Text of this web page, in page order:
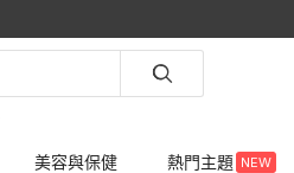
美容與保健 熱門主題 NEW